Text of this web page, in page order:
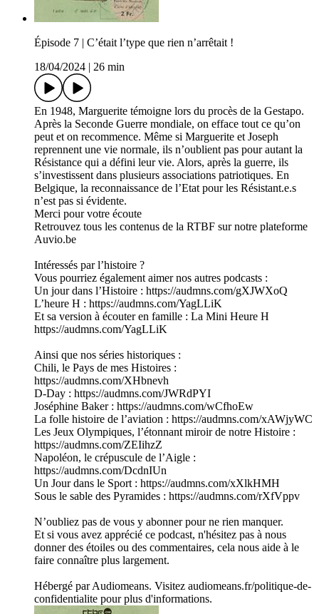
Épisode 7 | C’était l’type que rien n’arrêtait !
18/04/2024
26 min
En 1948, Marguerite témoigne lors du procès de la Gestapo.
Après la Seconde Guerre mondiale, on efface tout ce qu’on
peut et on recommence. Même si Marguerite et Joseph
reprennent une vie normale, ils n’oublient pas pour autant la
Résistance qui a défini leur vie. Alors, après la guerre, ils
s’investissent dans plusieurs associations patriotiques. En
Belgique, la reconnaissance de l’Etat pour les Résistant.e.s
n’est pas si évidente.
Merci pour votre écoute
Retrouvez tous les contenus de la RTBF sur notre plateforme
Auvio.be
Intéressés par l’histoire ?
Vous pourriez également aimer nos autres podcasts :
Un jour dans l’Histoire : https://audmns.com/gXJWXoQ
L’heure H : https://audmns.com/YagLLiK
Et sa version à écouter en famille : La Mini Heure H
https://audmns.com/YagLLiK
Ainsi que nos séries historiques :
Chili, le Pays de mes Histoires :
https://audmns.com/XHbnevh
D-Day : https://audmns.com/JWRdPYI
Joséphine Baker : https://audmns.com/wCfhoEw
La folle histoire de l’aviation : https://audmns.com/xAWjyWC
Les Jeux Olympiques, l’étonnant miroir de notre Histoire :
https://audmns.com/ZEIihzZ
Napoléon, le crépuscule de l’Aigle :
https://audmns.com/DcdnIUn
Un Jour dans le Sport : https://audmns.com/xXlkHMH
Sous le sable des Pyramides : https://audmns.com/rXfVppv
N’oubliez pas de vous y abonner pour ne rien manquer.
Et si vous avez apprécié ce podcast, n'hésitez pas à nous
donner des étoiles ou des commentaires, cela nous aide à le
faire connaître plus largement.
Hébergé par Audiomeans. Visitez audiomeans.fr/politique-de-
confidentialite pour plus d'informations.